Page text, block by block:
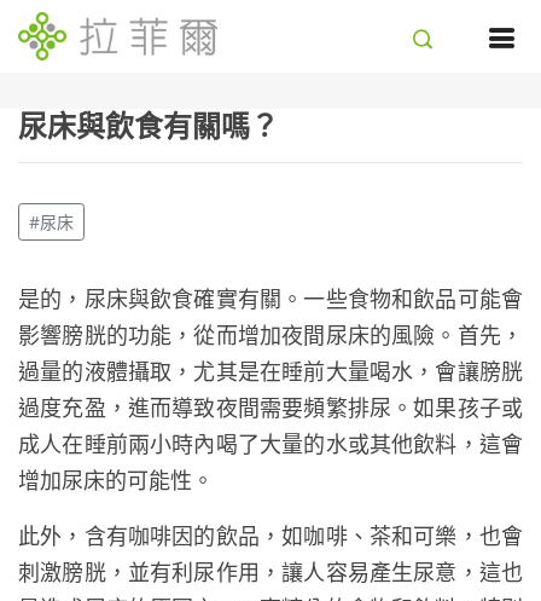
尿床與飲食有關嗎？
#尿床
是的，尿床與飲食確實有關。一些食物和飲品可能會
影響膀胱的功能，從而增加夜間尿床的風險。首先，
過量的液體攝取，尤其是在睡前大量喝水，會讓膀胱
過度充盈，進而導致夜間需要頻繁排尿。如果孩子或
成人在睡前兩小時內喝了大量的水或其他飲料，這會
增加尿床的可能性。
此外，含有咖啡因的飲品，如咖啡、茶和可樂，也會
刺激膀胱，並有利尿作用，讓人容易產生尿意，這也